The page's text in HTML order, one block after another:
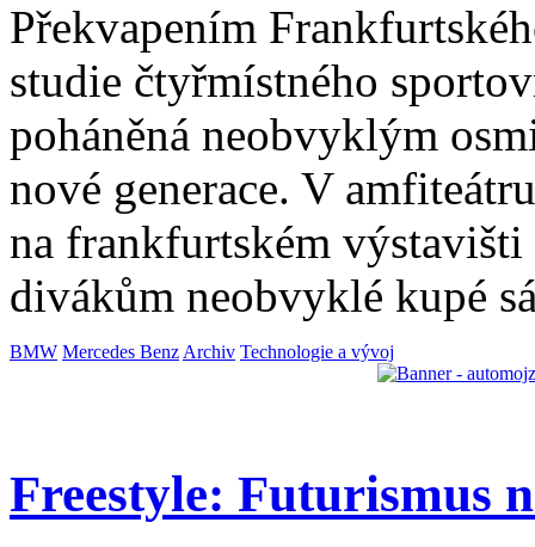
Překvapením
studie čtyřmístného
poháněná neobvyklým
nové generace. V
na frankfurtském
divákům neobvyklé kupé
BMW Mercedes BenzArchiv Technologie a vývoj
Freestyle: Futurismus